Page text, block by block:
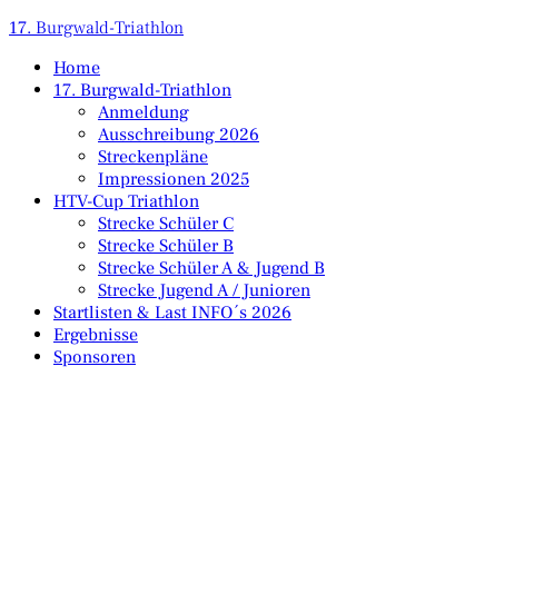
17. Burgwald-Triathlon
Home
17. Burgwald-Triathlon
Anmeldung
Ausschreibung 2026
Streckenpläne
Impressionen 2025
HTV-Cup Triathlon
Strecke Schüler C
Strecke Schüler B
Strecke Schüler A & Jugend B
Strecke Jugend A / Junioren
Startlisten & Last INFO´s 2026
Ergebnisse
Sponsoren